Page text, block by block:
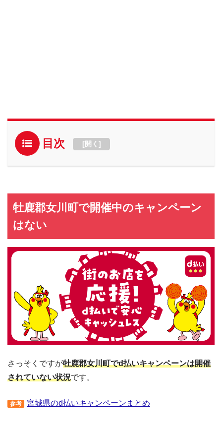
目次 [開く ]
牡鹿郡女川町で開催中のキャンペーン
はない
さっそくですが牡鹿郡女川町でd払いキャンペーンは開催
されていない状況です。
参考 宮城県のd払いキャンペーンまとめ